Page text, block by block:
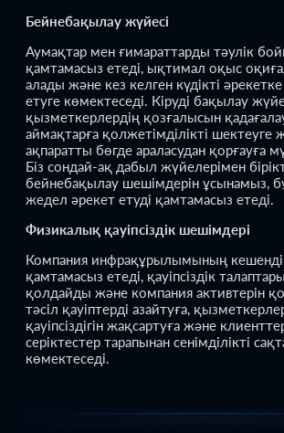
Бейнебақылау жүйесі
Аумақтар мен ғимараттарды тәулік
қамтамасыз етеді, ықтимал оқыс
алады және кез келген күдікті
етуге көмектеседі. Кіруді бақылау
қызметкерлердің қозғалысын
аймақтарға қолжетімділікті шектеуге
ақпаратты бөгде араласудан қорғауға
Біз сондай-ақ дабыл жүйелерімен
бейнебақылау шешімдерін ұсынамыз,
жедел әрекет етуді қамтамасыз етеді.
Физикалық қауіпсіздік шешімдері
Компания инфрақұрылымының
қамтамасыз етеді, қауіпсіздік
қолдайды және компания активтерін
тәсіл қауіптерді азайтуға,
қауіпсіздігін жақсартуға және
серіктестер тарапынан сенімділікті
көмектеседі.